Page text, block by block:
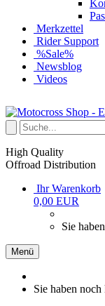
Merkzettel
Rider Support
%Sale%
Newsblog
Videos
High Quality
Offroad Distribution
Ihr Warenkorb
0,00 EUR
Sie
Menü
Sie haben